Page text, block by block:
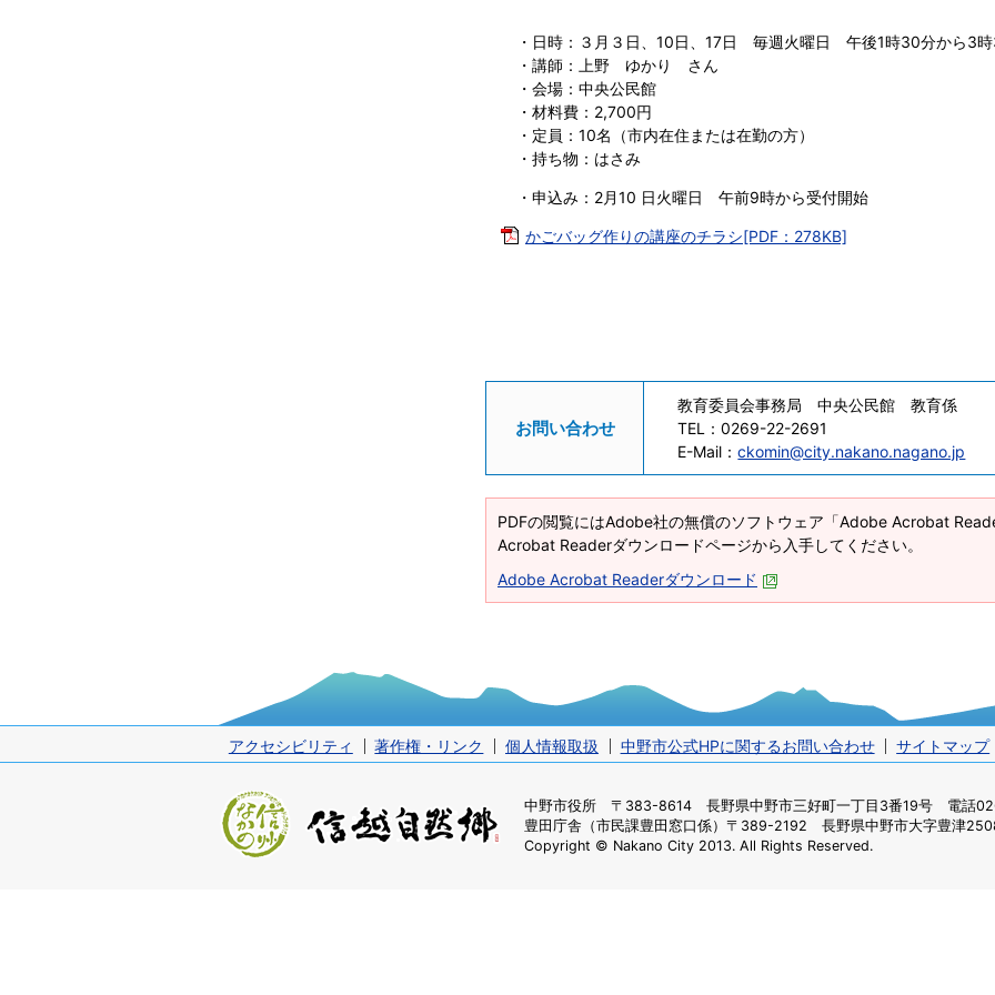
・日時：３月３日、10日、17日 毎週火曜日 午後1時30分から3
・講師：上野 ゆかり さん
・会場：中央公民館
・材料費：2,700円
・定員：10名（市内在住または在勤の方）
・持ち物：はさみ
・申込み：2月10 日火曜日 午前9時から受付開始
かごバッグ作りの講座のチラシ[PDF：278KB]
お問い合わせ
教育委員会事務局 中央公民館 教育係
TEL：0269-22-2691
E-Mail：ckomin@city.nakano.nagano.jp
PDFの閲覧にはAdobe社の無償のソフトウェア「Adobe Acrobat
Acrobat Readerダウンロードページから入手してください。
Adobe Acrobat Readerダウンロード
アクセシビリティ 著作権・リンク 個人情報取扱 中野市公式HPに関するお問い合わせ サイトマップ
中野市役所 〒383-8614 長野県中野市三好町一丁目3番19号 電話
豊田庁舎（市民課豊田窓口係） 〒389-2192 長野県中野市大字豊津
Copyright © Nakano City 2013. All Rights Reserved.